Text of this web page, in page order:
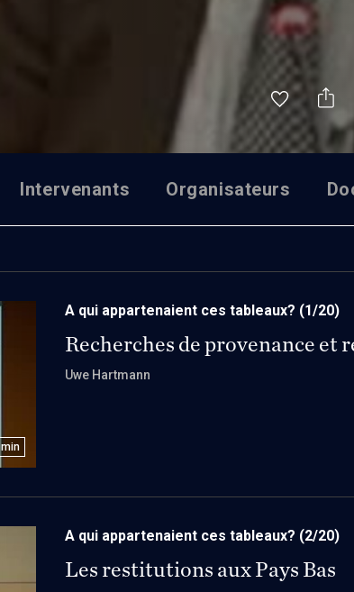
Intervenants Organisateurs
min
A qui appartenaient ces tableaux? (1/20)
Recherches de provenance et
Uwe Hartmann
A qui appartenaient ces tableaux? (2/20)
Les restitutions aux Pays Bas